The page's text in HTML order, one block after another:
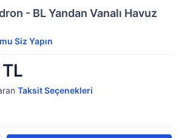
- BL Yandan Vanalı Havuz
Siz Yapın
Taksit Seçenekleri